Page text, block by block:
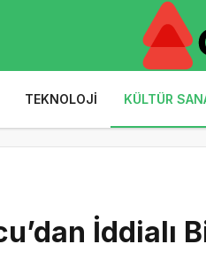
TEKNOLOJI KÜLTÜR
İddialı